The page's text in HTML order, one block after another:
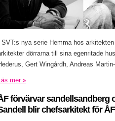
nya serie Hemma hos
dörrarna till sina egenritade
Gert Wingårdh, Andreas
mer »
förvärvar sandellsandberg
blir chefsarkitekt för